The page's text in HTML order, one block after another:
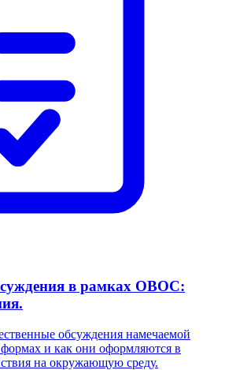
в рамках ОВОС:
обсуждения намечаемой
формах и как они оформляются в
на окружающую среду.